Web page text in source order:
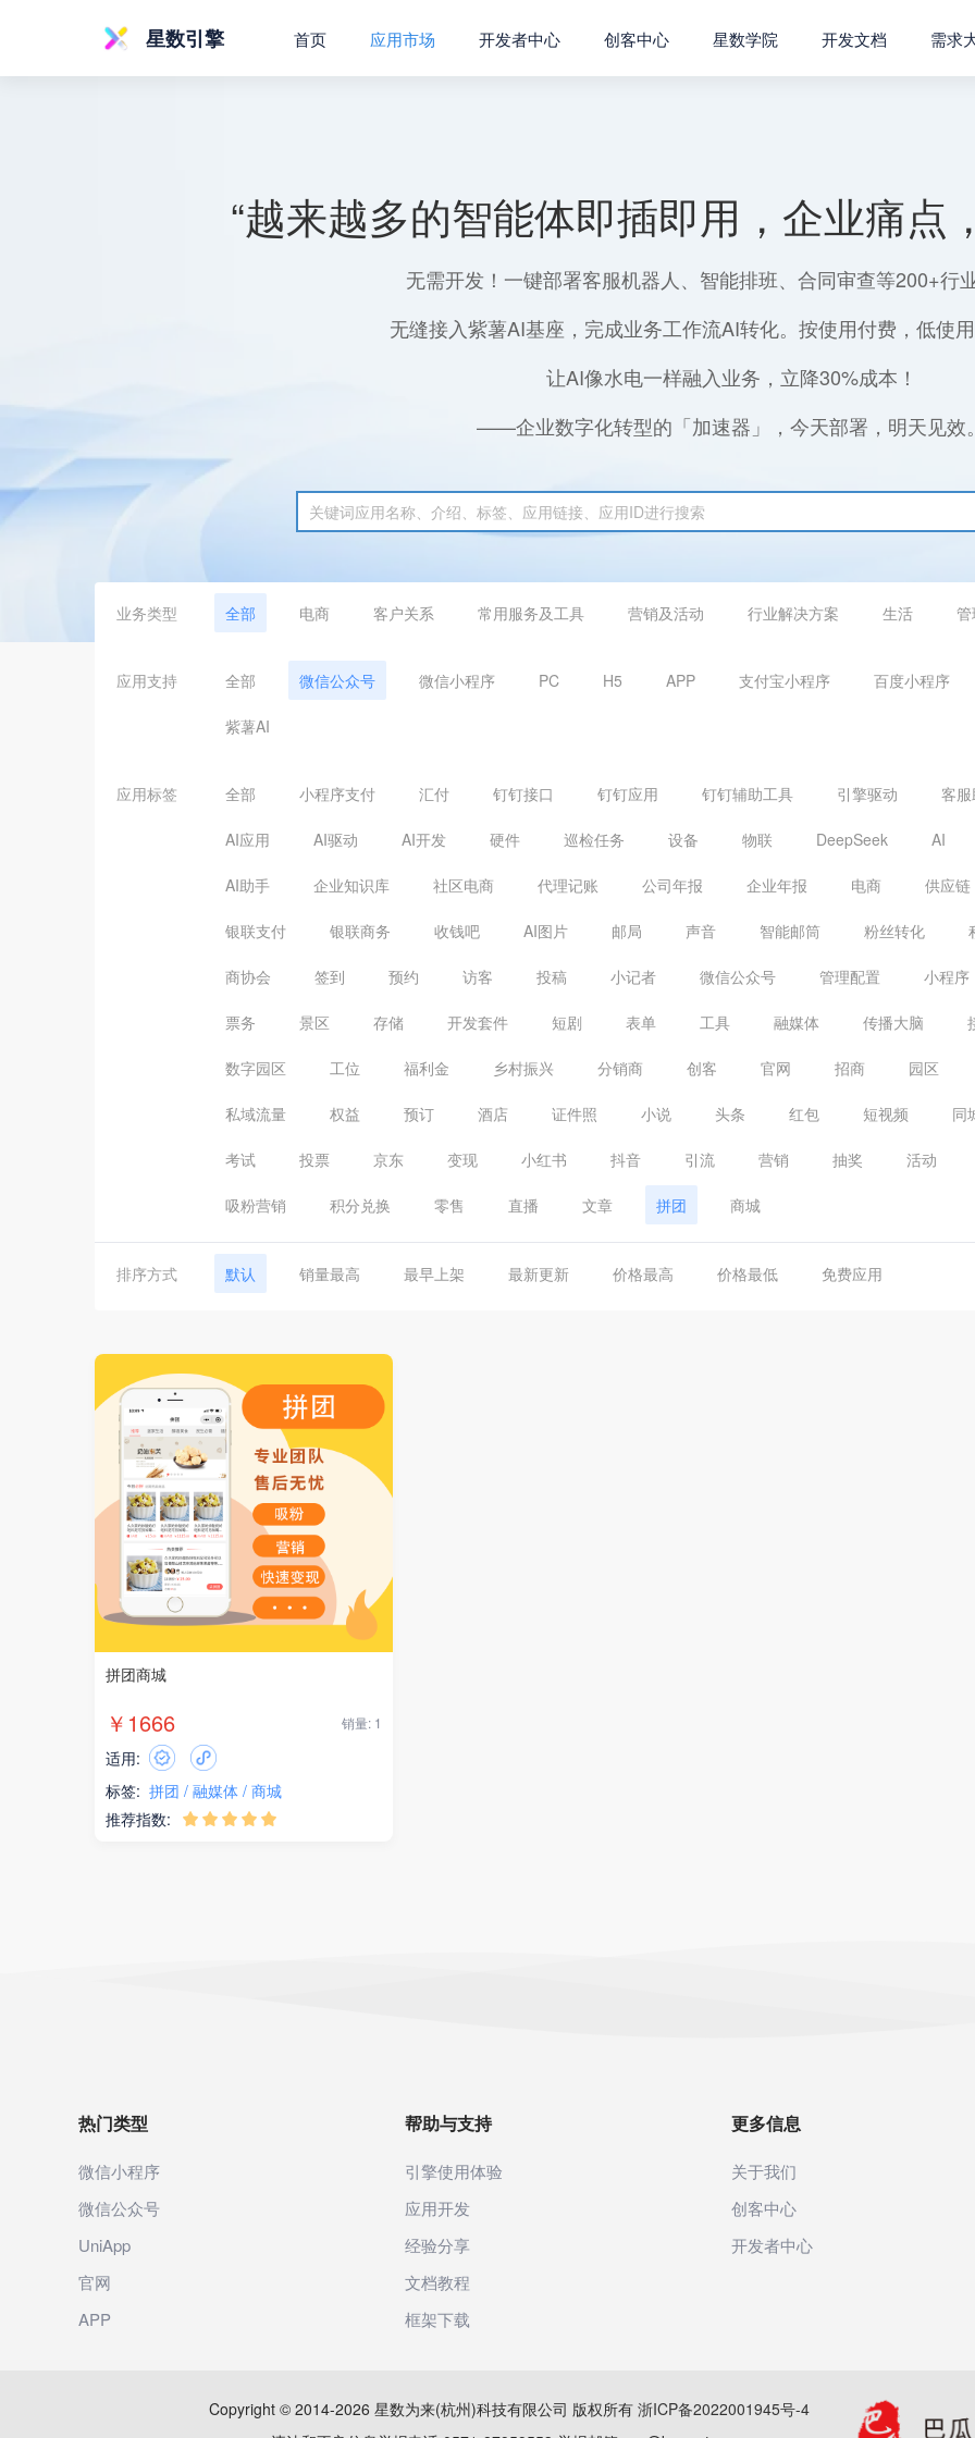
星数引擎 首页 应用市场 开发者中心 创客中心 星数学院 开发文档 需求
“越来越多的智能体即插即用，企业痛点
无需开发！一键部署客服机器人、智能排班、合同审查等200+行
无缝接入紫薯AI基座，完成业务工作流AI转化。按使用付费，低使
让AI像水电一样融入业务，立降30%成本！
——企业数字化转型的「加速器」，今天部署，明天见效
业务类型 全部 电商 客户关系 常用服务及工具 营销及活动 行业解决方案 生活
应用支持 全部 微信公众号 微信小程序 PC H5 APP 支付宝小程序 百度小程序
紫薯AI
应用标签 全部 小程序支付 汇付 钉钉接口 钉钉应用 钉钉辅助工具 引擎驱动 客
AI应用 AI驱动 AI开发 硬件 巡检任务 设备 物联 DeepSeek AI
AI助手 企业知识库 社区电商 代理记账 公司年报 企业年报 电商 供应链
银联支付 银联商务 收钱吧 AI图片 邮局 声音 智能邮筒 粉丝转化
商协会 签到 预约 访客 投稿 小记者 微信公众号 管理配置 小程序
票务 景区 存储 开发套件 短剧 表单 工具 融媒体 传播大脑
数字园区 工位 福利金 乡村振兴 分销商 创客 官网 招商 园区
私域流量 权益 预订 酒店 证件照 小说 头条 红包 短视频 同
考试 投票 京东 变现 小红书 抖音 引流 营销 抽奖 活动
吸粉营销 积分兑换 零售 直播 文章 拼团 商城
排序方式 默认 销量最高 最早上架 最新更新 价格最高 价格最低 免费应用
拼团商城
￥1666 销量: 1
适用:
标签: 拼团 融媒体 商城
推荐指数:
    
热门类型
微信小程序
微信公众号
UniApp
官网
APP
帮助与支持
引擎使用体验
应用开发
经验分享
文档教程
框架下载
更多信息
关于我们
创客中心
开发者中心
Copyright © 2014-2026 星数为来(杭州)科技有限公司 版权所有 浙ICP备2022001945号-4